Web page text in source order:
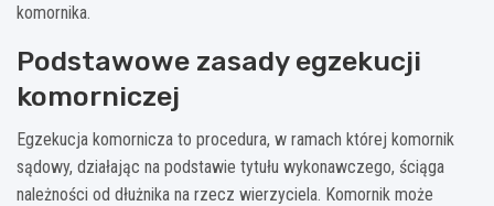
komornika.
Podstawowe zasady egzekucji
komorniczej
Egzekucja komornicza to procedura, w ramach której komornik
sądowy, działając na podstawie tytułu wykonawczego, ściąga
należności od dłużnika na rzecz wierzyciela. Komornik może